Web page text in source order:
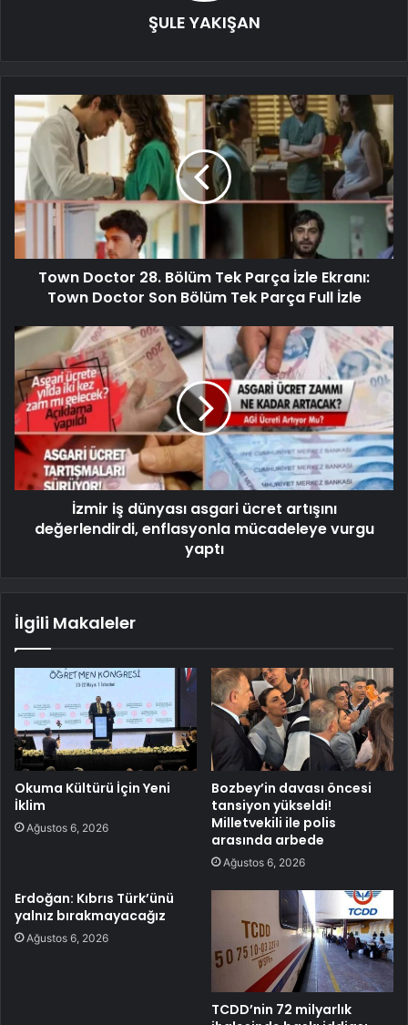
ŞULE YAKIŞAN
Town Doctor 28. Bölüm Tek Parça İzle Ekranı:
Town Doctor Son Bölüm Tek Parça Full İzle
İzmir iş dünyası asgari ücret artışını
değerlendirdi, enflasyonla mücadeleye vurgu
yaptı
İlgili Makaleler
Okuma Kültürü İçin Yeni
İklim
Ağustos 6, 2026
Bozbey’in davası öncesi
tansiyon yükseldi!
Milletvekili ile polis
arasında arbede
Ağustos 6, 2026
Erdoğan: Kıbrıs Türk’ünü
yalnız bırakmayacağız
Ağustos 6, 2026
TCDD’nin 72 milyarlık